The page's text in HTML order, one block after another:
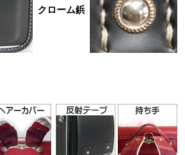
クローム鋲